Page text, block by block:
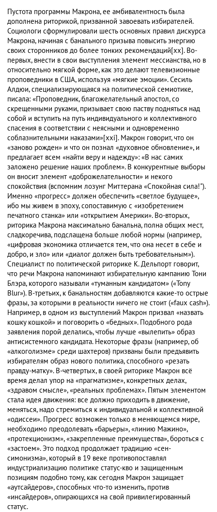
Пустота программы Макрона, ее амбивалентность была
дополнена риторикой, призванной завоевать избирателей.
Социологи сформулировали шесть основных правил дискурса
Макрона, начиная с банального призыва повысить энергию
своих сторонников до более тонких рекомендаций[xx]. Во-
первых, внести в свои выступления элемент мессианства, но в
относительно мягкой форме, как это делают телевизионные
проповедники в США, используя «мягкие эмоции». Сесиль
Алдюи, специализирующаяся на политической семиотике,
писала: «Проповедник, благожелательный апостол, со
скрещенными руками, призывает свою паству подняться над
собой и вступить на путь индивидуального и коллективного
спасения в соответствии с неясными и одновременно
соблазнительными наказами»[xxi]. Макрон говорит, что он
«заново рожден» и что он познал «духовное обновление», и
предлагает всем «найти веру и надежду»: «В нас самих
заложено решение наших проблем». В конкурентные выборы
он вносит элемент «доброжелательности» и некого
спокойствия (вспомним лозунг Миттерана «Спокойная сила!").
Именно «прогресс» должен обеспечить «светлое будущее»,
ибо мы живем в эпоху, сопоставимую с «изобретением
печатного станка» или «открытием Америки». Во-вторых,
риторика Макрона максимально банальна, полна общих мест,
сладкоречива, подслащена больше любой нормы (например,
«цифровая экономика отличается тем, что она несет в себе и
добро, и зло» или «диалог должен быть требовательным»).
Специалист по политической риторике К. Дельпорт говорит,
что речи Макрона напоминают избирательную кампанию Тони
Блэра, которого называли «туманным кандидатом» («Tony
Blur»). В-третьих, к банальностям добавляются какие-то острые
фразы, за которыми в реальности ничего не стоит («faux cash»).
Например, в одном из выступлений Макрон призвал «назвать
кошку кошкой» и поговорить о «бедных». Подобного рода
заявления порой делались, чтобы лучше «вылепить» образ
антисистемного кандидата. Некоторые фразы (например, об
«алкоголизме» среди шахтеров) призваны были предъявить
избирателям образ нового политика, способного «резать
правду-матку». В-четвертых, в своей риторике Макрон всё
время делал упор на «прагматизме», конкретных делах,
«здравом смысле», «реальных проблемах». Пятым элементом
стала идея движения: все должно приходить в движение,
меняться, надо стремиться к индивидуальной и коллективной
«одиссеи». Прогресс возможен только в меняющемся мире,
необходимо преодолевать «барьеры», «линию Мажино»,
«протекционизм», «закрепленные преимущества», бороться с
«застоем». Это подход продолжает традицию «сен-
симонизма», который в 19 веке противопоставлял
индустриализацию политике статус-кво и защищенным
позициям подобно тому, как сегодня Макрон защищает
«аутсайдеров», способных что-то изменить, против
«инсайдеров», опирающихся на свой привилегированный
статус.